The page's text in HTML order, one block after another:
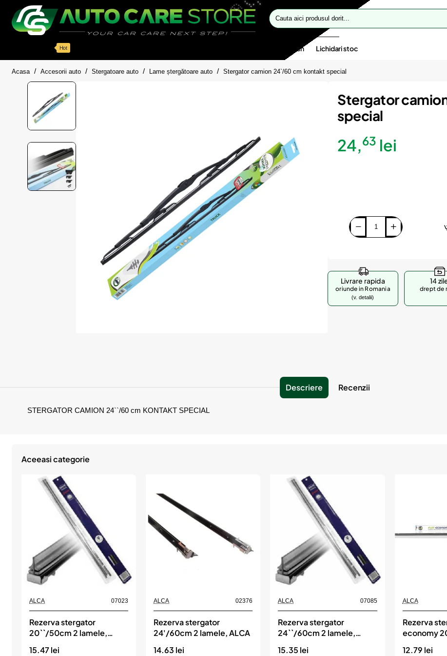
Cauta
aici
Hot Oferte flash Lichidari stoc
Acasa homeAccesorii auto Stergatoare auto Lame ștergătoare auto Stergator camion 24`/60 cm kontakt special
Stergator
special
24,63 lei
Livrare rapida
oriunde in Romania
(v. detalii)
14
drept de
Descriere Recenzii
STERGATOR CAMION 24``/60 cm KONTAKT SPECIAL
Aceeasi categorie
ALCA 07023
Rezerva stergator
20``/50cm 2 lamele,
15.47 lei
ALCA 02376
Rezerva stergator
24'/60cm 2 lamele, ALCA
14.63 lei
ALCA 07085
Rezerva stergator
24``/60cm 2 lamele,
15.35 lei
ALCA
Rezerva
economy
12.79 lei